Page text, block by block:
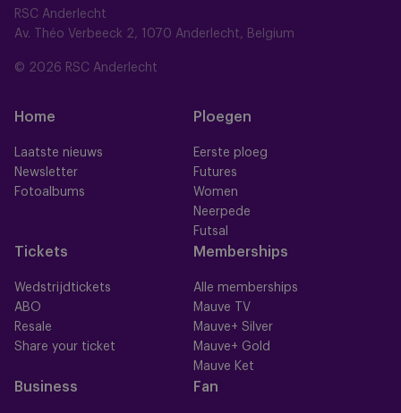
RSC Anderlecht
Av. Théo Verbeeck 2, 1070 Anderlecht, Belgium
© 2026 RSC Anderlecht
Home
Laatste nieuws
Newsletter
Fotoalbums
Ploegen
Eerste ploeg
Futures
Women
Neerpede
Futsal
Tickets
Wedstrijdtickets
ABO
Resale
Share your ticket
Memberships
Alle memberships
Mauve TV
Mauve+ Silver
Mauve+ Gold
Mauve Ket
Business Fan